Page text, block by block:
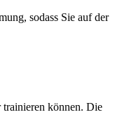
sodass Sie auf der
trainieren können. Die